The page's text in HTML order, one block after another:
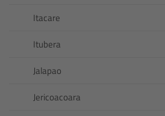
Itacare
Itubera
Jalapao
Jericoacoara